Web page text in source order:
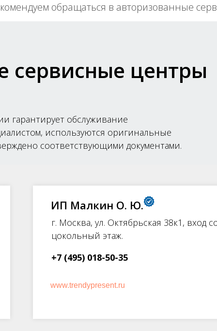
обращаться в авторизованные
сервисные центры
гарантирует обслуживание
используются оригинальные
соответствующими документами.
ИП Малкин О. Ю.
г. Москва, ул. Октябрьская 38к1, вход
цокольный этаж.
+7 (495) 018-50-35
www.trendypresent.ru